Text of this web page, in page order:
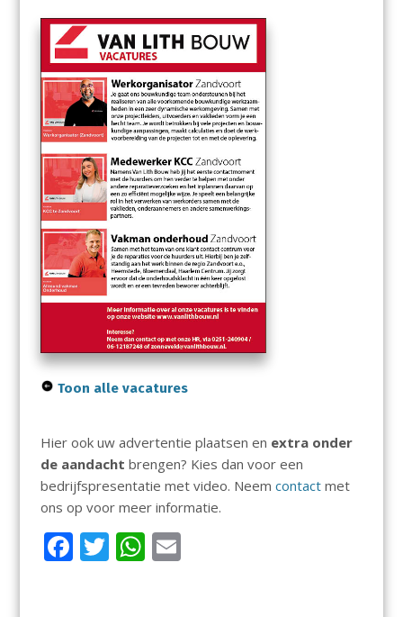
Toon alle vacatures
Hier ook uw advertentie plaatsen en extra onder
de aandacht brengen? Kies dan voor een
bedrijfspresentatie met video. Neem contactmet
ons op voor meer informatie.
F T W E